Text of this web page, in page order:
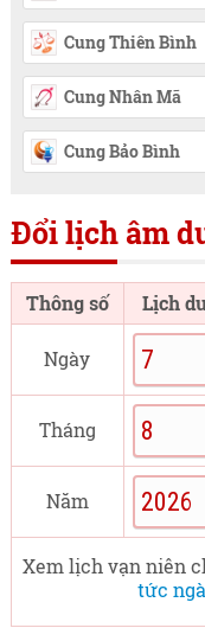
Cung Thiên Bình
Cung Nhân Mã
Cung Bảo Bình
Đổi lịch âm
Thông số Lịch
Ngày
Tháng
Năm
Xem lịch vạn niên
tức